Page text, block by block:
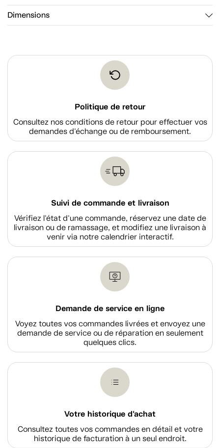
Dimensions
Politique de retour
Consultez nos conditions de retour pour effectuer vos
demandes d'échange ou de remboursement.
Suivi de commande et livraison
Vérifiez l'état d'une commande, réservez une date de
livraison ou de ramassage, et modifiez une livraison à
venir via notre calendrier interactif.
Demande de service en ligne
Voyez toutes vos commandes livrées et envoyez une
demande de service ou de réparation en seulement
quelques clics.
Votre historique d'achat
Consultez toutes vos commandes en détail et votre
historique de facturation à un seul endroit.